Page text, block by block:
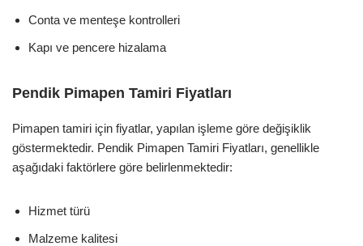
Conta ve menteşe kontrolleri
Kapı ve pencere hizalama
Pendik Pimapen Tamiri Fiyatları
Pimapen tamiri için fiyatlar, yapılan işleme göre değişiklik
göstermektedir. Pendik Pimapen Tamiri Fiyatları, genellikle
aşağıdaki faktörlere göre belirlenmektedir:
Hizmet türü
Malzeme kalitesi